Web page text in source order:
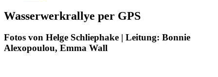
Wasserwerkrallye per GPS
Fotos von Helge Schliephake | Leitung: Bonnie
Alexopoulou, Emma Wall